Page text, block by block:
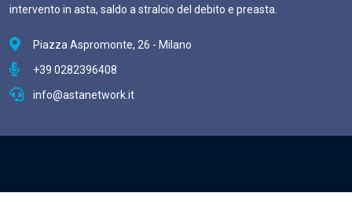
intervento in asta, saldo a stralcio del debito e preasta.
Piazza Aspromonte, 26 - Milano
+39 0282396408
info@astanetwork.it